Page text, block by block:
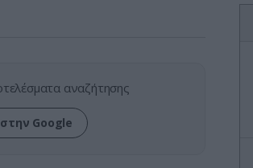
αναζήτησης
Google